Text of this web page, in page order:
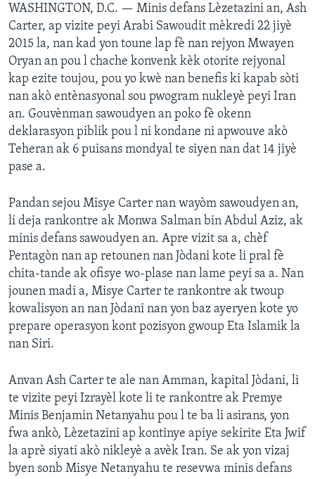
WASHINGTON, D.C. — Minis defans Lèzetazini an, Ash
Carter, ap vizite peyi Arabi Sawoudit mèkredi 22 jiyè
2015 la, nan kad yon toune lap fè nan rejyon Mwayen
Oryan an pou l chache konvenk kèk otorite rejyonal
kap ezite toujou, pou yo kwè nan benefis ki kapab sòti
nan akò entènasyonal sou pwogram nukleyè peyi Iran
an. Gouvènman sawoudyen an poko fè okenn
deklarasyon piblik pou l ni kondane ni apwouve akò
Teheran ak 6 puisans mondyal te siyen nan dat 14 jiyè
pase a.
Pandan sejou Misye Carter nan wayòm sawoudyen an,
li deja rankontre ak Monwa Salman bin Abdul Aziz, ak
minis defans sawoudyen an. Apre vizit sa a, chèf
Pentagòn nan ap retounen nan Jòdani kote li pral fè
chita-tande ak ofisye wo-plase nan lame peyi sa a. Nan
jounen madi a, Misye Carter te rankontre ak twoup
kowalisyon an nan Jòdani nan yon baz ayeryen kote yo
prepare operasyon kont pozisyon gwoup Eta Islamik la
nan Siri.
Anvan Ash Carter te ale nan Amman, kapital Jòdani, li
te vizite peyi Izrayèl kote li te rankontre ak Premye
Minis Benjamin Netanyahu pou l te ba li asirans, yon
fwa ankò, Lèzetazini ap kontinye apiye sekirite Eta Jwif
la aprè siyati akò nikleyè a avèk Iran. Se ak yon vizaj
byen sonb Misye Netanyahu te resevwa minis defans